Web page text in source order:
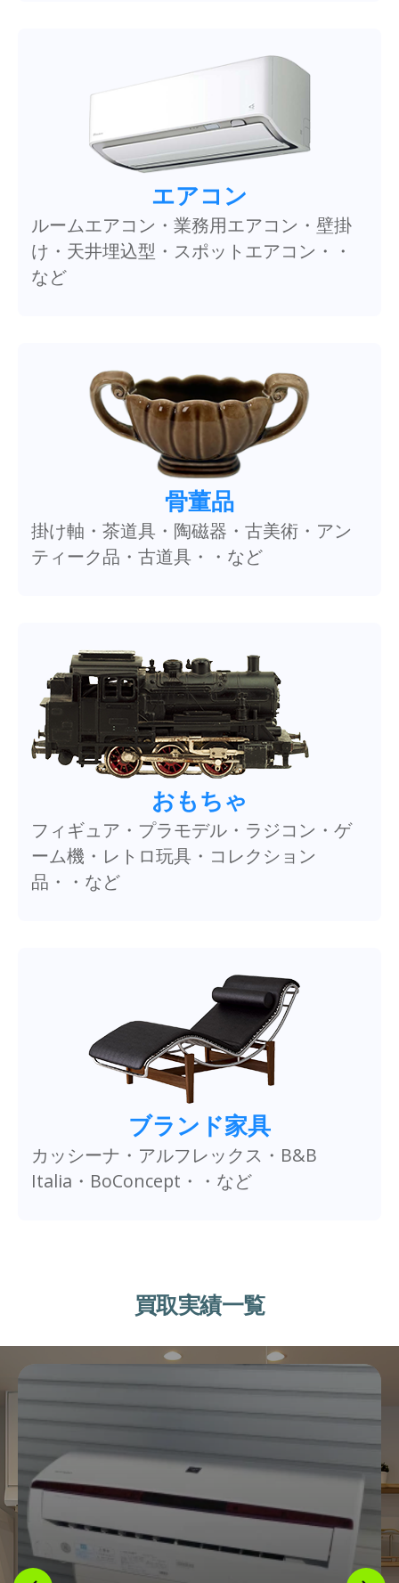
エアコン
ルームエアコン・業務用エアコン・壁掛
け・天井埋込型・スポットエアコン・・
など
骨董品
掛け軸・茶道具・陶磁器・古美術・アン
ティーク品・古道具・・など
おもちゃ
フィギュア・プラモデル・ラジコン・ゲ
ーム機・レトロ玩具・コレクション
品・・など
ブランド家具
カッシーナ・アルフレックス・B&B
Italia・BoConcept・・など
買取実績一覧